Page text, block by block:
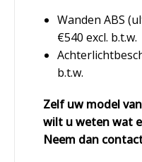
Wanden ABS
€540 excl. b.t.w.
b.t.w.
Zelf uw model
wilt u weten wat
Neem dan